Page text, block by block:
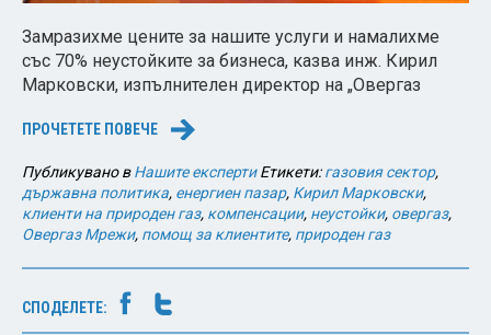
Замразихме цените за нашите услуги и намалихме
със 70% неустойките за бизнеса, казва инж. Кирил
Марковски, изпълнителен директор на „Овергаз
ПРОЧЕТЕТЕ ПОВЕЧЕ →
Публикувано вНашите експерти Етикети:газовия сектор,
държавна политика, енергиен пазар, Кирил Марковски,
клиенти на природен газ, компенсации, неустойки, овергаз,
Овергаз Мрежи, помощ за клиентите, природен газ
СПОДЕЛЕТЕ: